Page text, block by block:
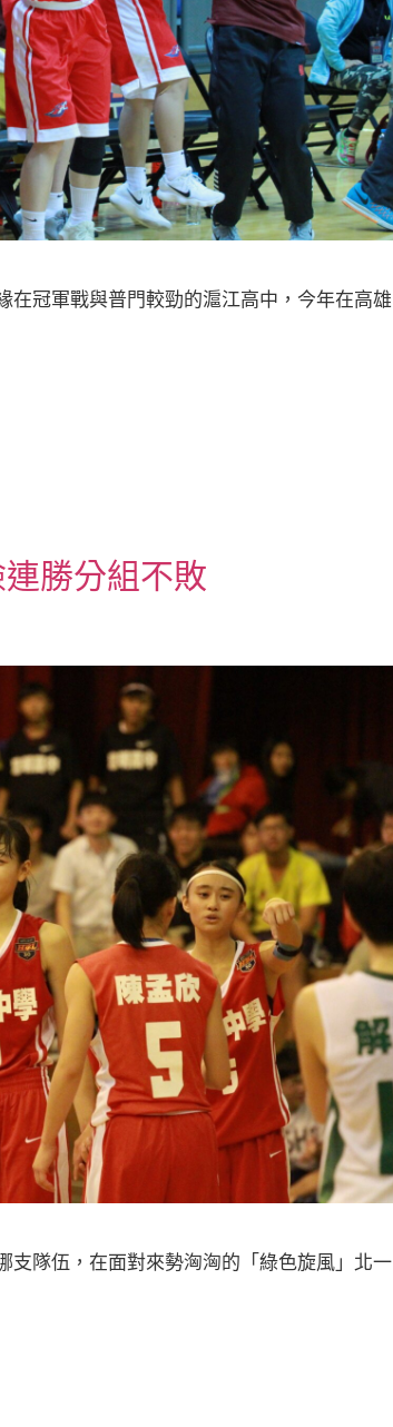
在冠軍戰與普門較勁的滬江高中，今年在高雄
勝分組不敗
支隊伍，在面對來勢洶洶的「綠色旋風」北一